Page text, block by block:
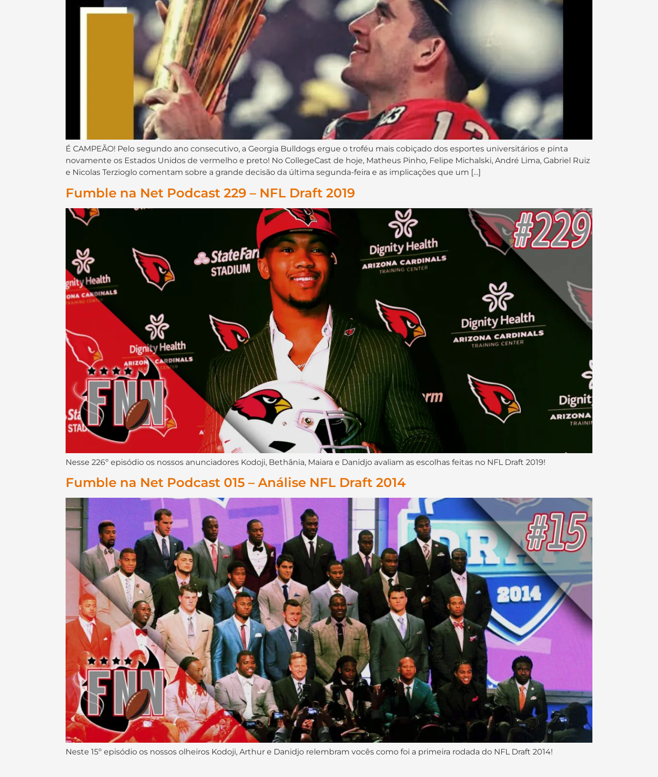
É CAMPEÃO! Pelo segundo ano consecutivo, a Georgia Bulldogs ergue o troféu mais cobiçado dos esportes universitários e pinta
novamente os Estados Unidos de vermelho e preto! No CollegeCast de hoje, Matheus Pinho, Felipe Michalski, André Lima, Gabriel Ruiz
e Nicolas Terzioglo comentam sobre a grande decisão da última segunda-feira e as implicações que um […]
Fumble na Net Podcast 229 – NFL Draft 2019
Nesse 226º episódio os nossos anunciadores Kodoji, Bethânia, Maiara e Danidjo avaliam as escolhas feitas no NFL Draft 2019!
Fumble na Net Podcast 015 – Análise NFL Draft 2014
Neste 15º episódio os nossos olheiros Kodoji, Arthur e Danidjo relembram vocês como foi a primeira rodada do NFL Draft 2014!